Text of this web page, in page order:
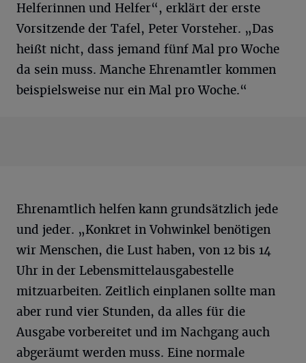
Helferinnen und Helfer“, erklärt der erste
Vorsitzende der Tafel, Peter Vorsteher. „Das
heißt nicht, dass jemand fünf Mal pro Woche
da sein muss. Manche Ehrenamtler kommen
beispielsweise nur ein Mal pro Woche.“
Ehrenamtlich helfen kann grundsätzlich jede
und jeder. „Konkret in Vohwinkel benötigen
wir Menschen, die Lust haben, von 12 bis 14
Uhr in der Lebensmittelausgabestelle
mitzuarbeiten. Zeitlich einplanen sollte man
aber rund vier Stunden, da alles für die
Ausgabe vorbereitet und im Nachgang auch
abgeräumt werden muss. Eine normale